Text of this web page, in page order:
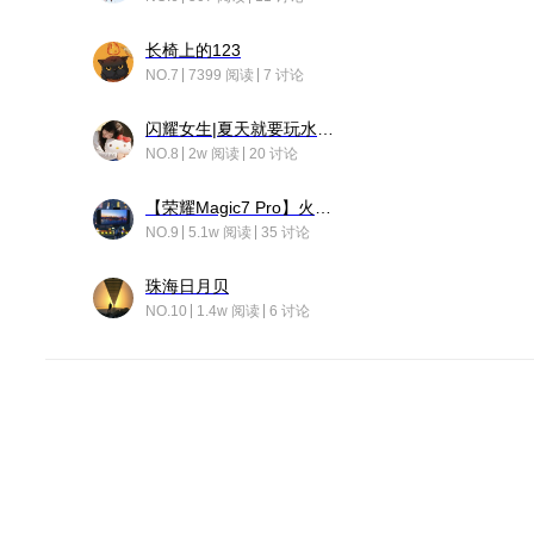
长椅上的123
NO.7 7399 阅读 7 讨论
NO.8 2w 阅读 20 讨论
NO.9 5.1w 阅读 35 讨论
珠海日月贝
NO.10 1.4w 阅读 6 讨论